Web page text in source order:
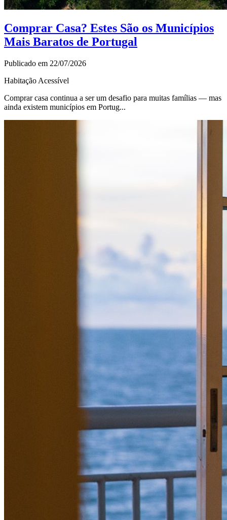
Comprar Casa? Estes São os Municípios
Mais Baratos de Portugal
Publicado em 22/07/2026
Habitação Acessível
Comprar casa continua a ser um desafio para muitas famílias — mas
ainda existem municípios em Portug...